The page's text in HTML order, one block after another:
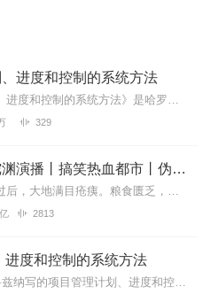
进度和控制的系统方法
《项目管理：计划、进度和控制的系统方法》是哈罗德·科兹纳创作的书籍。该书讲述了项目管理的发展、组织结构、项目管理的组织和人员配备、管理职能、时间和压力管...
329
第九特区丨头陀渊演播丨搞笑热血都市丨伪戒丨VIP免费多人有声剧
【内容简介】灾变过后，大地满目疮痍。粮食匮乏，资源紧俏，局势混乱……一位从待规划区杀出来的青年，背对着漫天黄沙，孤身来到九区谋生，却不曾想偶然结识三五好友，一念...
2813
进度和控制的系统方法
节目内容:哈罗德.科兹纳写的项目管理计划、进度和控制的系统方法。作为学习项目管理的一本教材用书主播介绍:共同学习，一起进步适合人群:学霸、学渣、无聊的人、有趣...